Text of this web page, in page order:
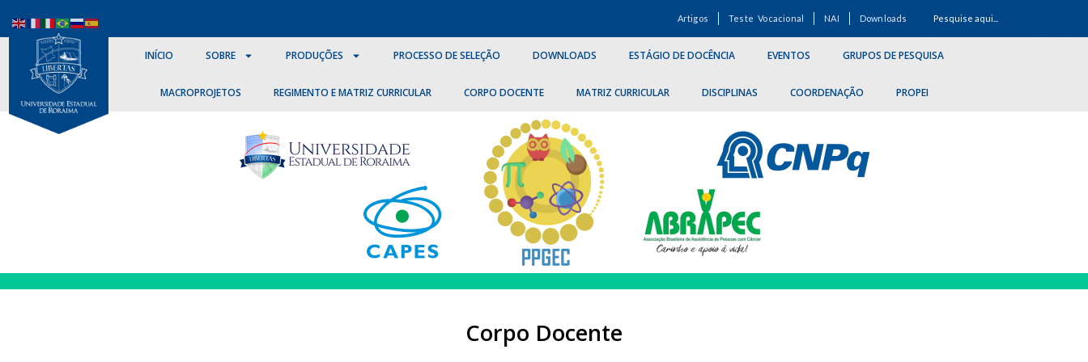
Artigos Teste Vocacional NAI Downloads
INÍCIO SOBRE PRODUÇÕES PROCESSO DE SELEÇÃO DOWNLOADS ESTÁGIO DE DOCÊNCIA EVENTOS GRUPOS DE PESQUISA
MACROPROJETOS REGIMENTO E MATRIZ CURRICULAR CORPO DOCENTE MATRIZ CURRICULAR DISCIPLINAS COORDENAÇÃO PROPEI
Corpo Docente